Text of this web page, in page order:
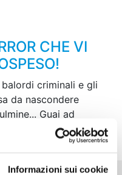
Informazioni sui cookie
CHE VI
criminali e gli
da nascondere
Guai ad